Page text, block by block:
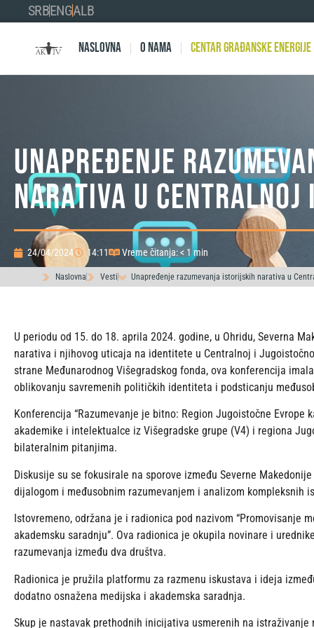
SRBENGALB
Naslovna O nama Centar Građanske Energije
Unapređenje
narativa u Centralnoj
24/04/2024 14:11 Vreme čitanja: < 1 min
Naslovna Vesti Unapređenje razumevanja istorijskih narativa u
U periodu od 15. do 18. aprila 2024. godine, u Ohridu, Severna
narativa i njihovog uticaja na identitete u Centralnoj i
strane Međunarodnog Višegradskog fonda, ova konferencija
oblikovanju savremenih političkih identiteta i podsticanju
Konferencija “Razumevanje je bitno: Region Jugoistočne
akademike i intelektualce iz Višegradske grupe (V4) i regiona
bilateralnim pitanjima.
Diskusije su se fokusirale na sporove između Severne
dijalogom i međusobnim razumevanjem i analizom kompleksnih
Istovremeno, održana je i radionica pod nazivom “Promovisanje
akademsku saradnju”. Ova radionica je okupila novinare i
razumevanja između dva društva.
Radionica je pružila platformu za razmenu iskustava i ideja
dodatno osnažena medijska i akademska saradnja.
Skup je nastavak prethodnih inicijativa usmerenih na